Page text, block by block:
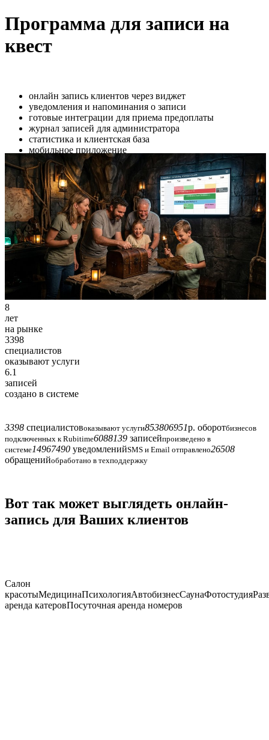
Программа для записи на
квест
онлайн запись клиентов через виджет
уведомления и напоминания о записи
готовые интеграции для приема предоплаты
журнал записей для администратора
статистика и клиентская база
мобильное приложение
Автоматизируйте прием клиентов и управление. Настройка за
1 минуту
Попробовать бесплатно 7 днейБез карты и обязательств. Старт в
один шаг
8
лет
на рынке
3398
специалистов
оказывают услуги
6.1
записей
создано в системе
3398 специалистовоказывают услуги853806951р. оборотбизнесов
подключенных к Rubitime6088139 записейпроизведено в
системе14967490 уведомленийSMS и Email отправлено26508
обращенийобработано в техподдержку
Вот так может выглядеть онлайн-
запись для Ваших клиентов
Салон
красотыМедицинаПсихологияАвтобизнесСаунаФотостудия
аренда катеровПосуточная аренда номеров